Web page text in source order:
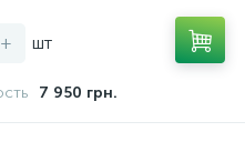
+ шт
7 950 грн.